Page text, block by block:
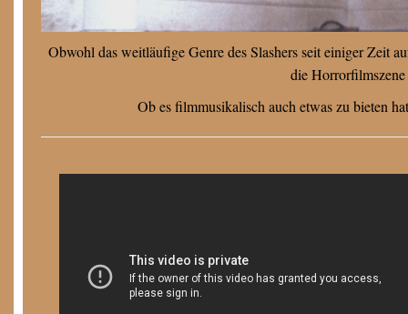
Obwohl das weitläufige Genre des Slashers seit einiger Zeit
die
Ob es filmmusikalisch auch etwas zu bieten